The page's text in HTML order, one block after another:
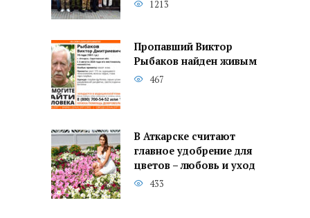
1213
Пропавший Виктор
Рыбаков найден живым
467
В Аткарске считают
главное удобрение для
цветов – любовь и уход
433